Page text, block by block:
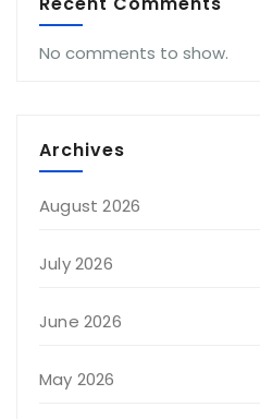
No comments to show.
Archives
August 2026
July 2026
June 2026
May 2026